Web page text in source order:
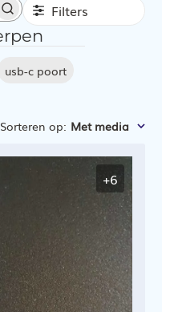
Filters
usb-c poort
Sorteren op: Met media
+6